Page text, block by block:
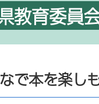
教育委員
で本を楽し